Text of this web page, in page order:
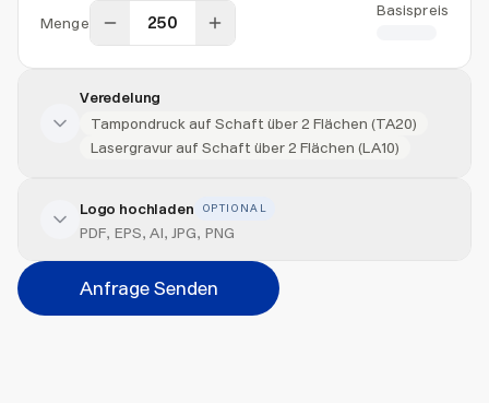
Menge
Basispreis
Veredelung
Tampondruck auf Schaft über 2 Flächen (TA20)
Lasergravur auf Schaft über 2 Flächen (LA10)
Veredelung hinzufügen
Veredelungsart
Logo hochladen OPTIONAL
PDF, EPS, AI, JPG, PNG
Anfrage Senden